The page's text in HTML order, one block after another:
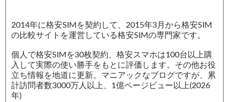
2014年に格安SIMを契約して、2015年3月から格安SIM
の比較サイトを運営している格安SIMの専門家です。
個人で格安SIMを30枚契約、格安スマホは100台以上購
入して実際の使い勝手をもとに評価します。その他お役
立ち情報を地道に更新。マニアックなブログですが、累
計訪問者数3000万人以上、1億ページビュー以上(2026
年)